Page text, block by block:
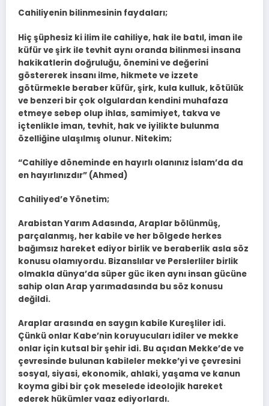
Cahiliyenin bilinmesinin faydaları;
Hiç şüphesiz ki ilim ile cahiliye, hak ile batıl, iman ile
küfür ve şirk ile tevhit aynı oranda bilinmesi insana
hakikatlerin doğruluğu, önemini ve değerini
göstererek insanı ilme, hikmete ve izzete
götürmekle beraber küfür, şirk, kula kulluk, kötülük
ve benzeri bir çok olgulardan kendini muhafaza
etmeye sebep olup ihlas, samimiyet, takva ve
içtenlikle iman, tevhit, hak ve iyilikte bulunma
özelliğine ulaşılmış olunur. Nitekim;
“Cahiliye döneminde en hayırlı olanınız İslam’da da
en hayırlınızdır” (Ahmed)
Cahiliyed’e Yönetim;
Arabistan Yarım Adasında, Araplar bölünmüş,
parçalanmış, her kabile ve her bölgede herkes
bağımsız hareket ediyor birlik ve beraberlik asla söz
konusu olamıyordu. Bizanslılar ve Perslerliler birlik
olmakla dünya’da süper güc iken aynı insan gücüne
sahip olan Arap yarımadasında bu söz konusu
değildi.
Araplar arasında en saygın kabile Kureşliler idi.
Çünkü onlar Kabe’nin koruyucuları idiler ve mekke
onlar için kutsal bir şehir idi. Bu açıdan Mekke’de ve
çevresinde bulunan kabileler mekke’yi ve çevresini
sosyal, siyasi, ekonomik, ahlaki, yaşama ve kanun
koyma gibi bir çok meselede ideolojik hareket
ederek hükümler vaaz ediyorlardı.